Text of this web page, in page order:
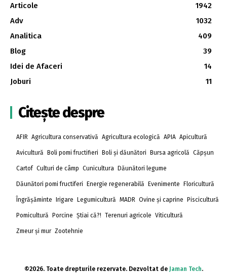
Articole
1942
Adv
1032
Analitica
409
Blog
39
Idei de Afaceri
14
Joburi
11
Citește despre
AFIR Agricultura conservativă Agricultura ecologică APIA Apicultură
Avicultură Boli pomi fructifieri Boli și dăunători Bursa agricolă Căpșun
Cartof Culturi de câmp Cunicultura Dăunători legume
Dăunători pomi fructiferi Energie regenerabilă Evenimente Floricultură
Îngrășăminte Irigare Legumicultură MADR Ovine și caprine Piscicultură
Pomicultură Porcine Știai că?! Terenuri agricole Viticultură
Zmeur și mur Zootehnie
©2026. Toate drepturile rezervate. Dezvoltat de Jaman Tech.